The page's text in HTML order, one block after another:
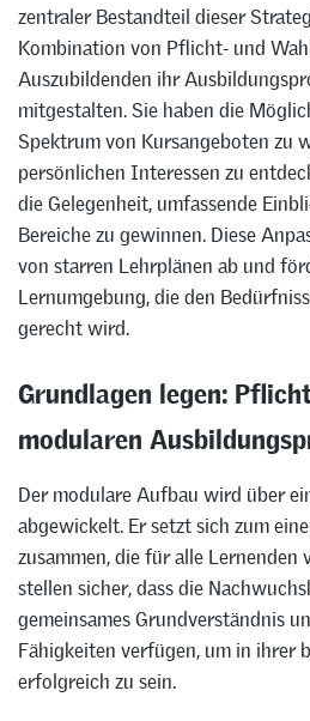
zentraler Bestandteil dieser
Kombination von Pflicht- und
Auszubildenden ihr
mitgestalten. Sie haben die
Spektrum von Kursangeboten zu
persönlichen Interessen zu
die Gelegenheit, umfassende
Bereiche zu gewinnen. Diese
von starren Lehrplänen ab und
Lernumgebung, die den
gerecht wird.
Grundlagen legen:
modularen
Der modulare Aufbau wird über
abgewickelt. Er setzt sich zum
zusammen, die für alle Lernenden
stellen sicher, dass die
gemeinsames Grundverständnis
Fähigkeiten verfügen, um in ihrer
erfolgreich zu sein.